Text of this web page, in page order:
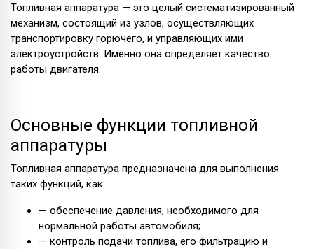
Топливная аппаратура — это целый систематизированный
механизм, состоящий из узлов, осуществляющих
транспортировку горючего, и управляющих ими
электроустройств. Именно она определяет качество
работы двигателя.
Основные функции топливной
аппаратуры
Топливная аппаратура предназначена для выполнения
таких функций, как:
— обеспечение давления, необходимого для
нормальной работы автомобиля;
— контроль подачи топлива, его фильтрацию и